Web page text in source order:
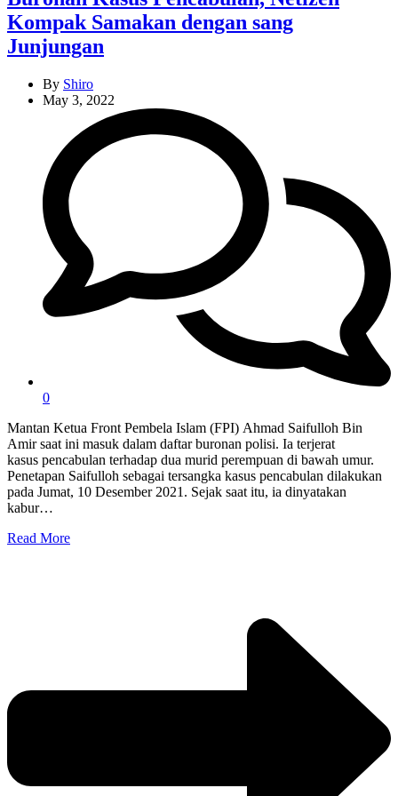
Kompak Samakan dengan sang
Junjungan
By Shiro
May 3, 2022
0
Mantan Ketua Front Pembela Islam (FPI) Ahmad Saifulloh Bin
Amir saat ini masuk dalam daftar buronan polisi. Ia terjerat
kasus pencabulan terhadap dua murid perempuan di bawah umur.
Penetapan Saifulloh sebagai tersangka kasus pencabulan dilakukan
pada Jumat, 10 Desember 2021. Sejak saat itu, ia dinyatakan
kabur…
Read More